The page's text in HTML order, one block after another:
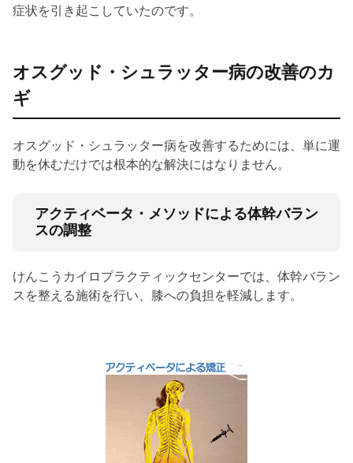
症状を引き起こしていたのです。
オスグッド・シュラッター病の改善のカ
ギ
オスグッド・シュラッター病を改善するためには、単に運
動を休むだけでは根本的な解決にはなりません。
アクティベータ・メソッドによる体幹バラン
スの調整
けんこうカイロプラクティックセンターでは、体幹バラン
スを整える施術を行い、膝への負担を軽減します。